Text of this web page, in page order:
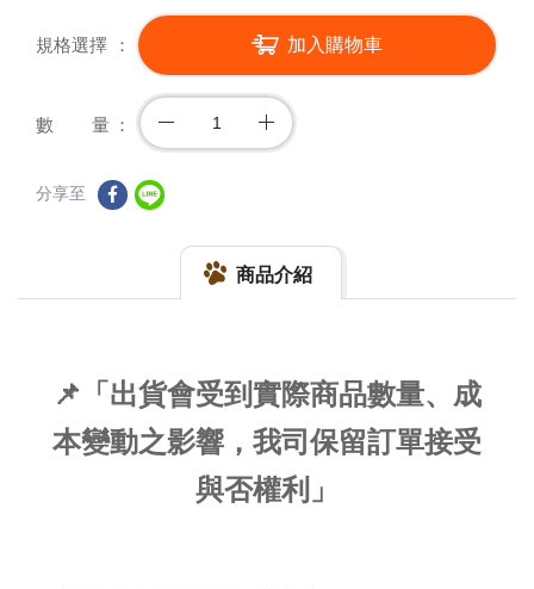
規格選擇 加入購物車
數 量
分享至
商品介紹
📌「出貨會受到實際商品數量、成
本變動之影響，我司保留訂單接受
與否權利」